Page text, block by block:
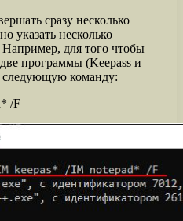
сразу несколько
указать несколько
для того чтобы
программы (Keepass и
команду:
/F